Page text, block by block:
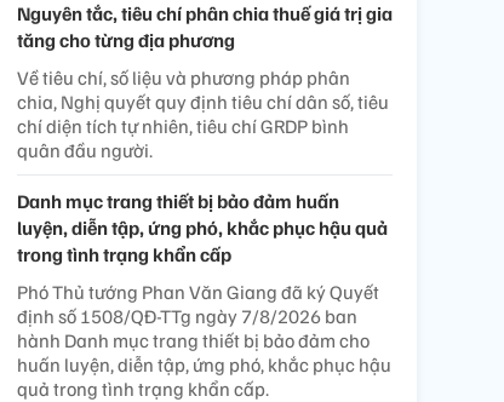
Nguyên tắc, tiêu chí phân chia thuế giá trị gia
tăng cho từng địa phương
Về tiêu chí, số liệu và phương pháp phân
chia, Nghị quyết quy định tiêu chí dân số, tiêu
chí diện tích tự nhiên, tiêu chí GRDP bình
quân đầu người.
Danh mục trang thiết bị bảo đảm huấn
luyện, diễn tập, ứng phó, khắc phục hậu quả
trong tình trạng khẩn cấp
Phó Thủ tướng Phan Văn Giang đã ký Quyết
định số 1508/QĐ-TTg ngày 7/8/2026 ban
hành Danh mục trang thiết bị bảo đảm cho
huấn luyện, diễn tập, ứng phó, khắc phục hậu
quả trong tình trạng khẩn cấp.